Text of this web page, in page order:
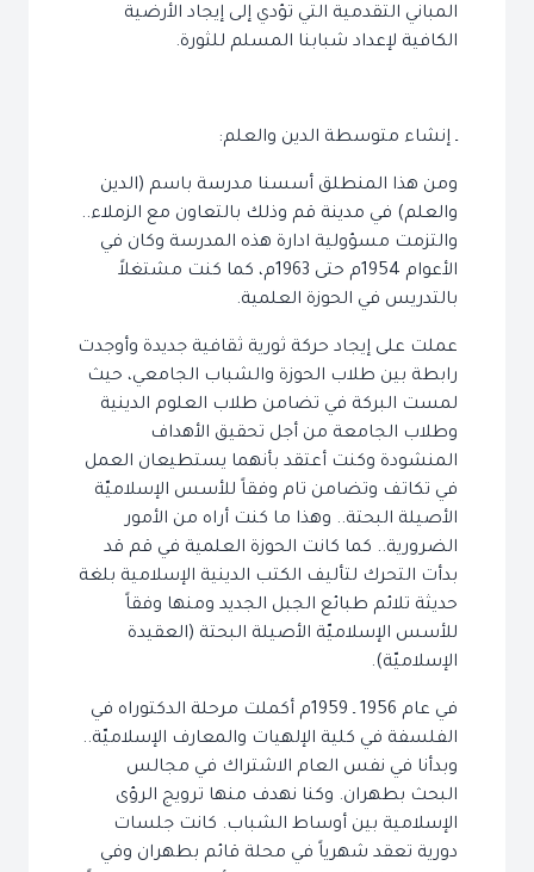
المباني التقدمية التي تؤدي إلى إيجاد الأرضية
الكافية لإعداد شبابنا المسلم للثورة.
ـ إنشاء متوسطة الدين والعلم:
ومن هذا المنطلق أسسنا مدرسة باسم (الدين
والعلم) في مدينة قم وذلك بالتعاون مع الزملاء..
والتزمت مسؤولية ادارة هذه المدرسة وكان في
الأعوام 1954م حتى 1963م، كما كنت مشتغلاً
بالتدريس في الحوزة العلمية.
عملت على إيجاد حركة ثورية ثقافية جديدة وأوجدت
رابطة بين طلاب الحوزة والشباب الجامعي، حيث
لمست البركة في تضامن طلاب العلوم الدينية
وطلاب الجامعة من أجل تحقيق الأهداف
المنشودة وكنت أعتقد بأنهما يستطيعان العمل
في تكاتف وتضامن تام وفقاً للأسس الإسلاميّة
الأصيلة البحتة.. وهذا ما كنت أراه من الأمور
الضرورية.. كما كانت الحوزة العلمية في قم قد
بدأت التحرك لتأليف الكتب الدينية الإسلامية بلغة
حديثة تلائم طبائع الجبل الجديد ومنها وفقاً
للأسس الإسلاميّة الأصيلة البحتة (العقيدة
الإسلاميّة).
في عام 1956 ـ 1959م أكملت مرحلة الدكتوراه في
الفلسفة في كلية الإلهيات والمعارف الإسلاميّة..
وبدأنا في نفس العام الاشتراك في مجالس
البحث بطهران. وكنا نهدف منها ترويج الرؤى
الإسلامية بين أوساط الشباب. كانت جلسات
دورية تعقد شهرياً في محلة قائم بطهران وفي